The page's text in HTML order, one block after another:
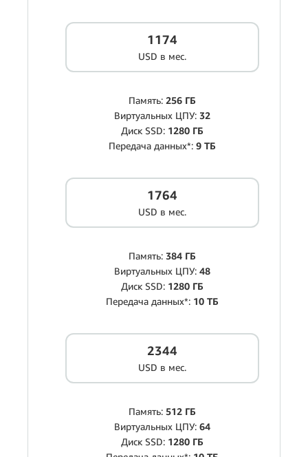
1174
USD в мес.
Память: 256 ГБ
Виртуальных ЦПУ: 32
Диск SSD: 1280 ГБ
Передача данных*: 9 ТБ
1764
USD в мес.
Память: 384 ГБ
Виртуальных ЦПУ: 48
Диск SSD: 1280 ГБ
Передача данных*: 10 ТБ
2344
USD в мес.
Память: 512 ГБ
Виртуальных ЦПУ: 64
Диск SSD: 1280 ГБ